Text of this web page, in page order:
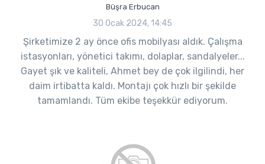
Büşra Erbucan
30 Ocak 2024, 14:45
Şirketimize 2 ay önce ofis mobilyası aldık. Çalışma
istasyonları, yönetici takımı, dolaplar, sandalyeler...
Gayet şık ve kaliteli, Ahmet bey de çok ilgilindi, her
daim irtibatta kaldı. Montajı çok hızlı bir şekilde
tamamlandı. Tüm ekibe teşekkür ediyorum.